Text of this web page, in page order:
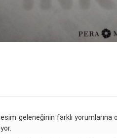
geleneğinin farklı yorumlarına